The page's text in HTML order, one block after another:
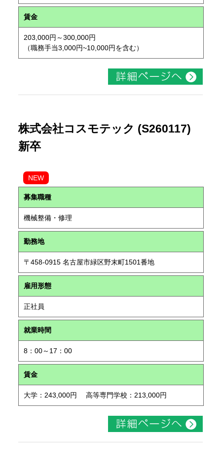
賃金
203,000円～300,000円
（職務手当3,000円~10,000円を含む）
株式会社コスモテック (S260117)
新卒
NEW
募集職種
機械整備・修理
勤務地
〒458-0915 名古屋市緑区野末町1501番地
雇用形態
正社員
就業時間
8：00～17：00
賃金
大学：243,000円 高等専門学校：213,000円